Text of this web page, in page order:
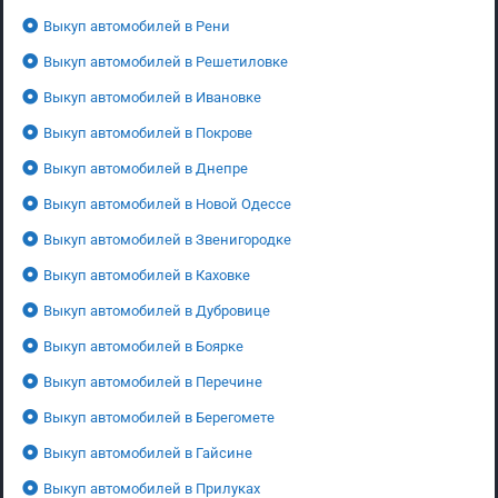
Выкуп автомобилей в Рени
Выкуп автомобилей в Решетиловке
Выкуп автомобилей в Ивановке
Выкуп автомобилей в Покрове
Выкуп автомобилей в Днепре
Выкуп автомобилей в Новой Одессе
Выкуп автомобилей в Звенигородке
Выкуп автомобилей в Каховке
Выкуп автомобилей в Дубровице
Выкуп автомобилей в Боярке
Выкуп автомобилей в Перечине
Выкуп автомобилей в Берегомете
Выкуп автомобилей в Гайсине
Выкуп автомобилей в Прилуках